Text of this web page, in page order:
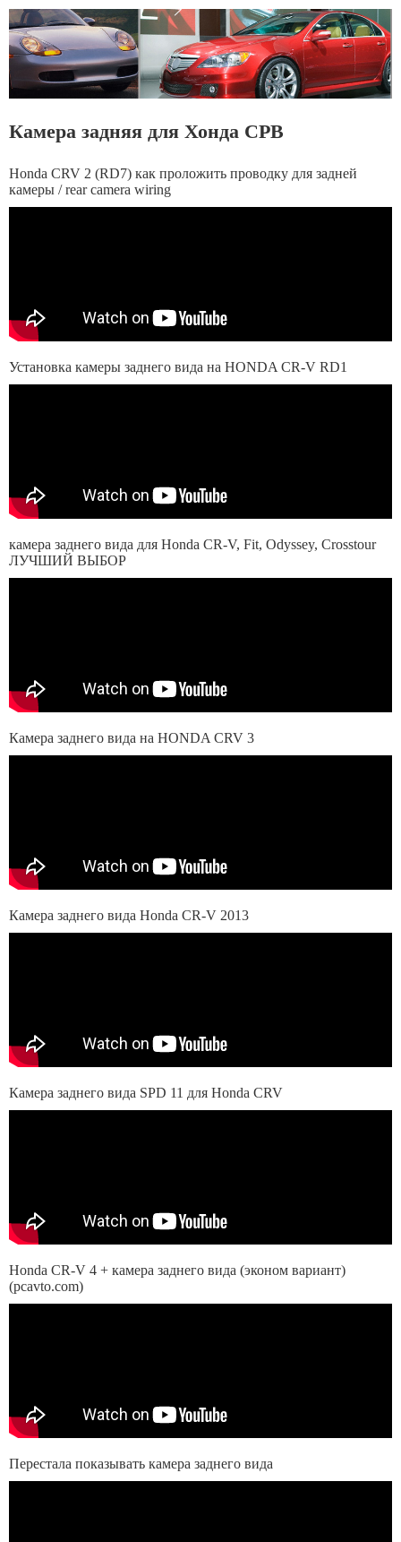
Камера задняя для Хонда СРВ
Honda CRV 2 (RD7) как проложить проводку для задней
камеры / rear camera wiring
Установка камеры заднего вида на HONDA CR-V RD1
камера заднего вида для Honda CR-V, Fit, Odyssey, Crosstour
ЛУЧШИЙ ВЫБОР
Камера заднего вида на HONDA CRV 3
Камера заднего вида Honda CR-V 2013
Камера заднего вида SPD 11 для Honda CRV
Honda CR-V 4 + камера заднего вида (эконом вариант)
(pcavto.com)
Перестала показывать камера заднего вида